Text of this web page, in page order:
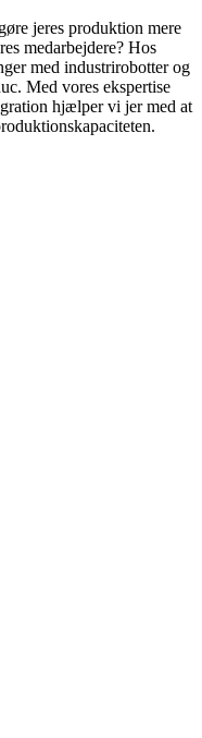
jeres produktion mere
medarbejdere? Hos
med industrirobotter og
Med vores ekspertise
hjælper vi jer med at